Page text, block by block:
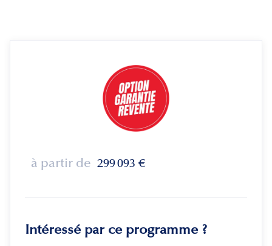
à partir de 299 093 €
Intéressé par ce programme ?